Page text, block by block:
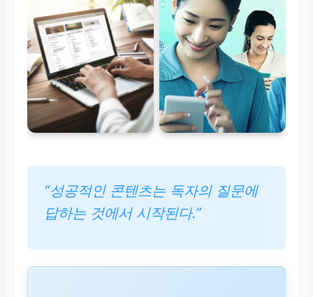
“성공적인 콘텐츠는 독자의 질문에
답하는 것에서 시작된다.”